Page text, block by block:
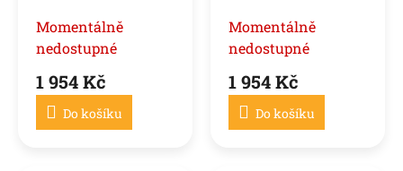
BOXER / JUMPER
06-10
Momentálně
nedostupné
1 954 Kč
Do košíku
BOXER / JUMPER
10-14
Momentálně
nedostupné
1 954 Kč
Do košíku